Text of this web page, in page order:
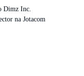
Dimz Inc.
na Jotacom